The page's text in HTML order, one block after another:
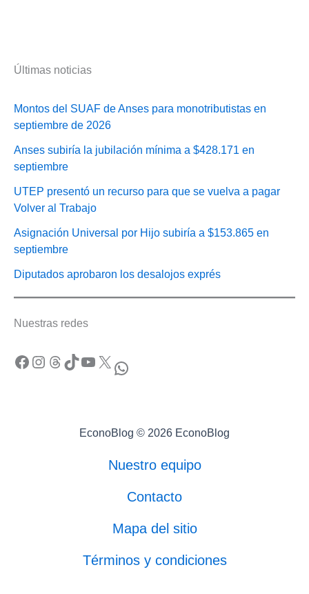
Últimas noticias
Montos del SUAF de Anses para monotributistas en
septiembre de 2026
Anses subiría la jubilación mínima a $428.171 en
septiembre
UTEP presentó un recurso para que se vuelva a pagar
Volver al Trabajo
Asignación Universal por Hijo subiría a $153.865 en
septiembre
Diputados aprobaron los desalojos exprés
Nuestras redes
Facebook Instagram Threads TikTok YouTube X WhatsApp
EconoBlog © 2026 EconoBlog
Nuestro equipo
Contacto
Mapa del sitio
Términos y condiciones